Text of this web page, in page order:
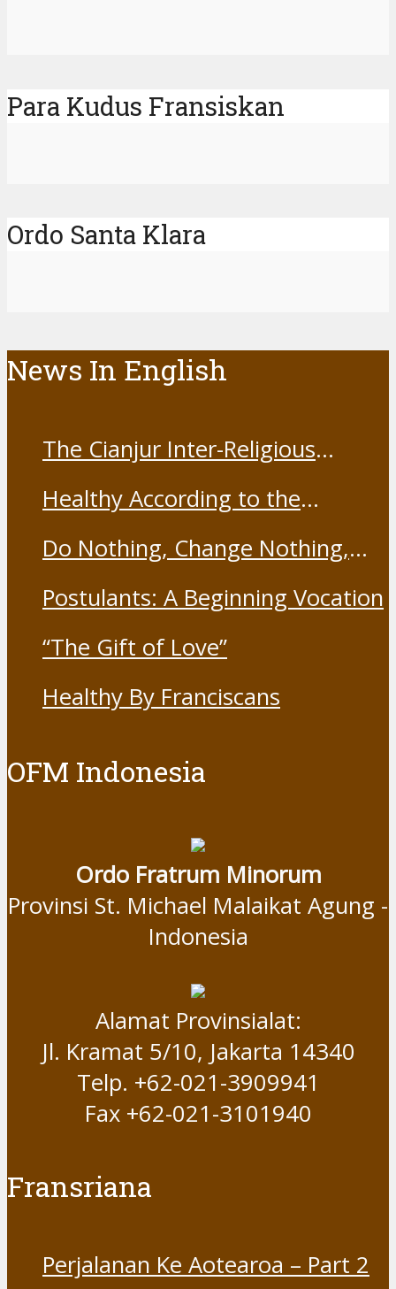
Para Kudus Fransiskan
Ordo Santa Klara
News In English
The Cianjur Inter-Religious
19 Vaccine
Healthy According to the
Do Nothing, Change Nothing,
Postulants: A Beginning Vocation
“The Gift of Love”
Healthy By Franciscans
OFM Indonesia
Ordo Fratrum Minorum
Provinsi St. Michael Malaikat Agung -
Indonesia
Alamat Provinsialat:
Jl. Kramat 5/10, Jakarta 14340
Telp. +62-021-3909941
Fax +62-021-3101940
Fransriana
Perjalanan Ke Aotearoa – Part 2